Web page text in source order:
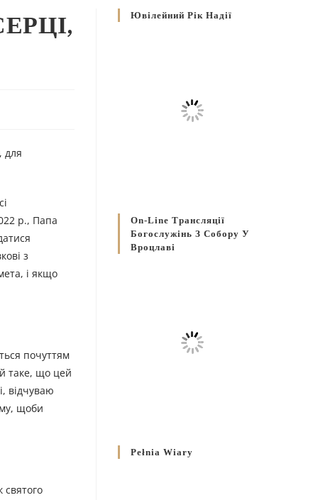
для
р., Папа
з
і якщо
почуттям
таке, що цей
відчуваю
щоби
Ювілейний Рік Надії
On-Line Трансляції
Богослужінь З Собору У
Вроцлаві
Pełnia Wiary